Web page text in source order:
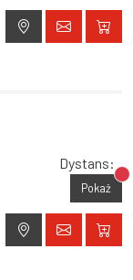
Dystans:
Pokaż